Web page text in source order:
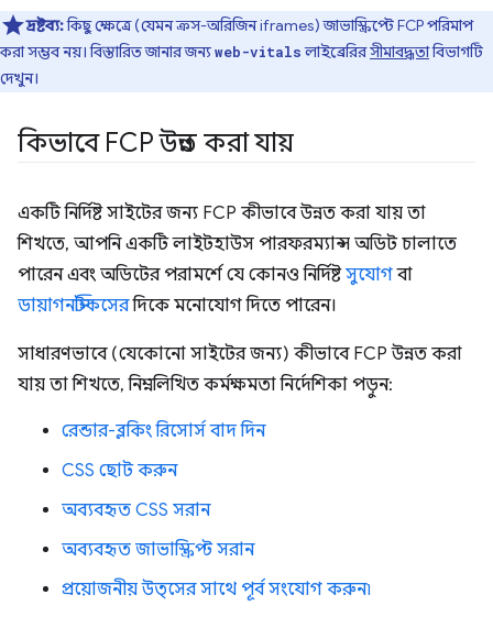
দ্রষ্টব্য:কিছু ক্ষেত্রে (যেমন ক্রস-অরিজিন iframes) জাভাস্ক্রিপ্টে FCP পরিমাপ
করা সম্ভব নয়। বিস্তারিত জানার জন্যweb-vitalsলাইব্রেরিরসীমাবদ্ধতাবিভাগটি
দেখুন।
কিভাবে FCP উন্নত করা যায়
একটি নির্দিষ্ট সাইটের জন্য FCP কীভাবে উন্নত করা যায় তা
শিখতে, আপনি একটি লাইটহাউস পারফরম্যান্স অডিট চালাতে
পারেন এবং অডিটের পরামর্শে যে কোনও নির্দিষ্টসুযোগবা
ডায়াগনস্টিকসেরদিকে মনোযোগ দিতে পারেন।
সাধারণভাবে (যেকোনো সাইটের জন্য) কীভাবে FCP উন্নত করা
যায় তা শিখতে, নিম্নলিখিত কর্মক্ষমতা নির্দেশিকা পড়ুন:
রেন্ডার-ব্লকিং রিসোর্স বাদ দিন
CSS ছোট করুন
অব্যবহৃত CSS সরান
অব্যবহৃত জাভাস্ক্রিপ্ট সরান
প্রয়োজনীয় উত্সের সাথে পূর্ব সংযোগ করুন৷